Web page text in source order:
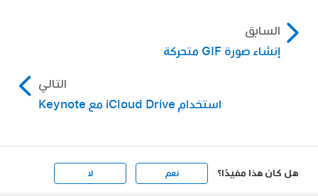
السابق
إنشاء صورة GIF متحركة
التالي
استخدام iCloud Drive مع Keynote
هل كان هذا مفيدًا؟ نعم لا